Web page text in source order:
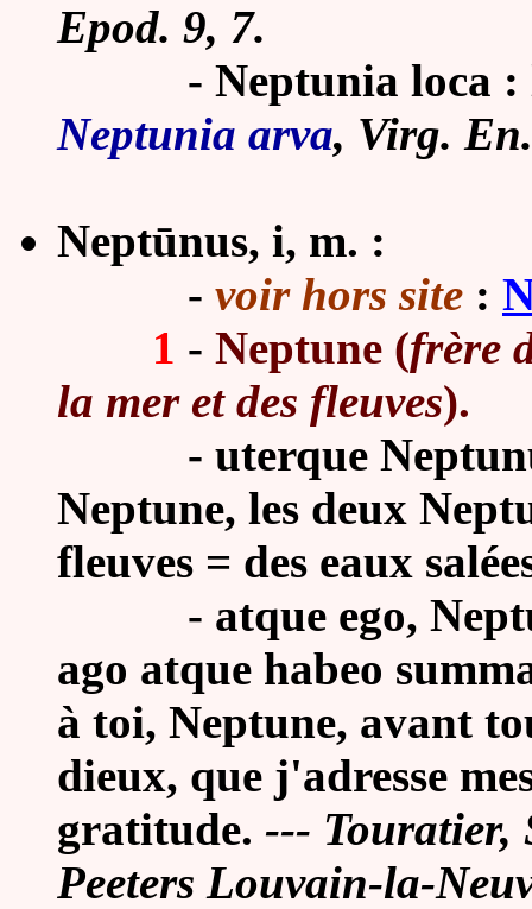
Epod. 9, 7.
- Neptunia loca
Neptunia arva, Virg.
Neptūnus, i, m. :
- voir hors site :
1 - Neptune (frère
la mer et des fleuves).
- uterque
Neptune, les deux
fleuves = des eaux
- atque ego,
ago atque habeo
à toi, Neptune, avant
dieux, que j'adresse
gratitude. --- Touratier,
Peeters Louvain-la-